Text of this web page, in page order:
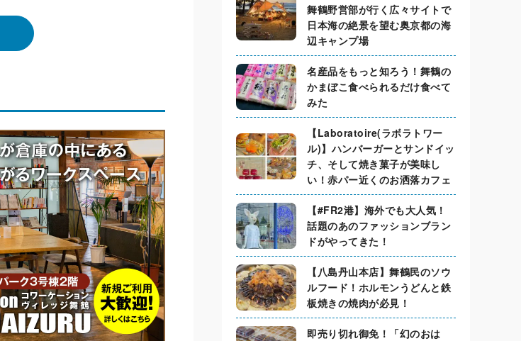
舞鶴野営部が行く広々サイトで
日本海の絶景を望む奥京都の海
辺キャンプ場
名産品をもっと知ろう！舞鶴の
かまぼこ食べられるだけ食べて
みた
【Laboratoire(ラボラトワー
ル)】ハンバーガーとサンドイッ
チ、そして焼き菓子が美味し
い！赤パー近くのお洒落カフェ
【#FR2港】海外でも大人気！
話題のあのファッションブラン
ドがやってきた！
【八島丹山本店】舞鶴民のソウ
ルフード！ホルモンうどんと鉄
板焼きの焼肉が必見！
即売り切れ御免！「幻のおは